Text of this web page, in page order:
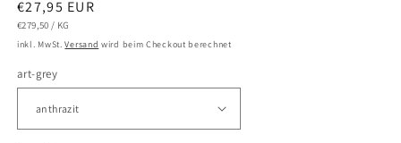
Normaler
Preis
€27,95 EUR
STÜCKPREIS
€279,50 / PRO
KG
inkl. MwSt.Versand wird beim Checkout berechnet
art-grey